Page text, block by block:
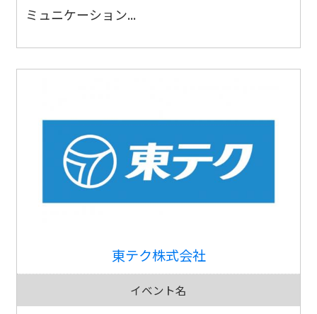
ミュニケーション...
東テク株式会社
イベント名